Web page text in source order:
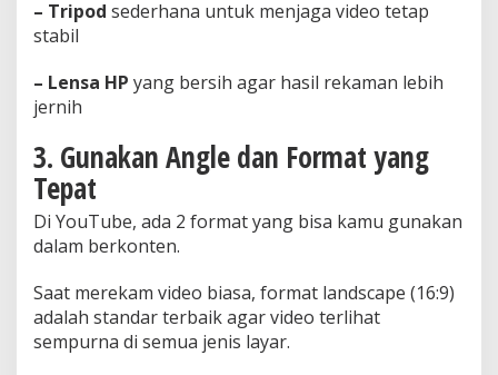
– Tripod sederhana untuk menjaga video tetap
stabil
– Lensa HP yang bersih agar hasil rekaman lebih
jernih
3. Gunakan Angle dan Format yang
Tepat
Di YouTube, ada 2 format yang bisa kamu gunakan
dalam berkonten.
Saat merekam video biasa, format landscape (16:9)
adalah standar terbaik agar video terlihat
sempurna di semua jenis layar.